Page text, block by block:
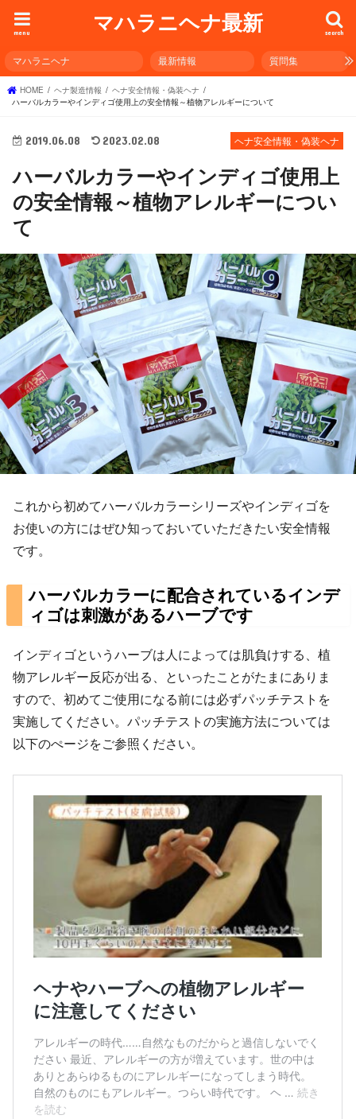
マハラニヘナ最新 search
menu
マハラニヘナ 最新情報 質問集
HOME ヘナ製造情報
ヘナ安全情報・偽装ヘナ
ハーバルカラーやインディゴ使用上の安全情報～植物アレルギーについて
ヘナ安全情報・偽装ヘナ
2019.06.08 2023.02.08
ハーバルカラーやインディゴ使用上
の安全情報～植物アレルギーについ
て
これから初めてハーバルカラーシリーズやインディゴを
お使いの方にはぜひ知っておいていただきたい安全情報
です。
ハーバルカラーに配合されているインデ
ィゴは刺激があるハーブです
インディゴというハーブは人によっては肌負けする、植
物アレルギー反応が出る、といったことがたまにありま
すので、初めてご使用になる前には必ずパッチテストを
実施してください。パッチテストの実施方法については
以下のぺージをご参照ください。